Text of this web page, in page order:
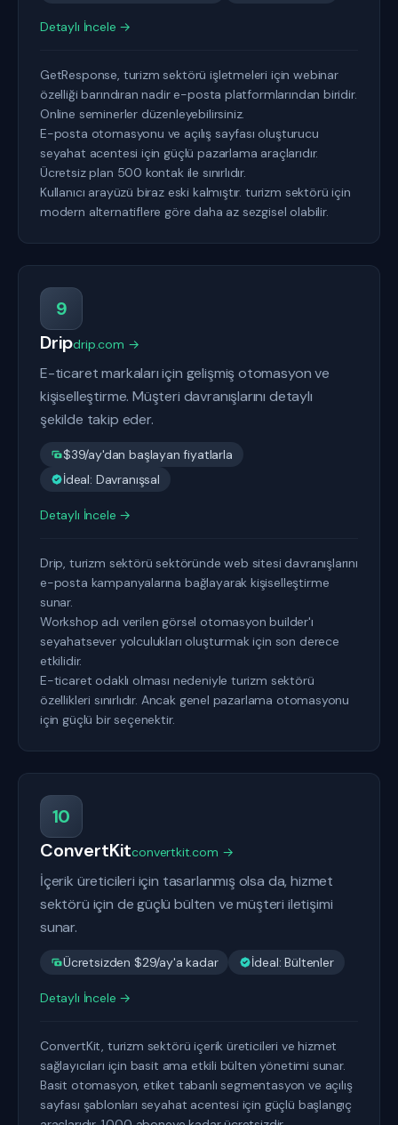
Detaylı İncele →
GetResponse, turizm sektörü işletmeleri için webinar
özelliği barındıran nadir e-posta platformlarından biridir.
Online seminerler düzenleyebilirsiniz.
E-posta otomasyonu ve açılış sayfası oluşturucu
seyahat acentesi için güçlü pazarlama araçlarıdır.
Ücretsiz plan 500 kontak ile sınırlıdır.
Kullanıcı arayüzü biraz eski kalmıştır. turizm sektörü için
modern alternatiflere göre daha az sezgisel olabilir.
9
Dripdrip.com →
E-ticaret markaları için gelişmiş otomasyon ve
kişiselleştirme. Müşteri davranışlarını detaylı
şekilde takip eder.
$39/ay'dan başlayan fiyatlarla
İdeal: Davranışsal
Detaylı İncele →
Drip, turizm sektörü sektöründe web sitesi davranışlarını
e-posta kampanyalarına bağlayarak kişiselleştirme
sunar.
Workshop adı verilen görsel otomasyon builder'ı
seyahatsever yolculukları oluşturmak için son derece
etkilidir.
E-ticaret odaklı olması nedeniyle turizm sektörü
özellikleri sınırlıdır. Ancak genel pazarlama otomasyonu
için güçlü bir seçenektir.
10
ConvertKitconvertkit.com →
İçerik üreticileri için tasarlanmış olsa da, hizmet
sektörü için de güçlü bülten ve müşteri iletişimi
sunar.
Ücretsizden $29/ay'a kadar İdeal: Bültenler
Detaylı İncele →
ConvertKit, turizm sektörü içerik üreticileri ve hizmet
sağlayıcıları için basit ama etkili bülten yönetimi sunar.
Basit otomasyon, etiket tabanlı segmentasyon ve açılış
sayfası şablonları seyahat acentesi için güçlü başlangıç